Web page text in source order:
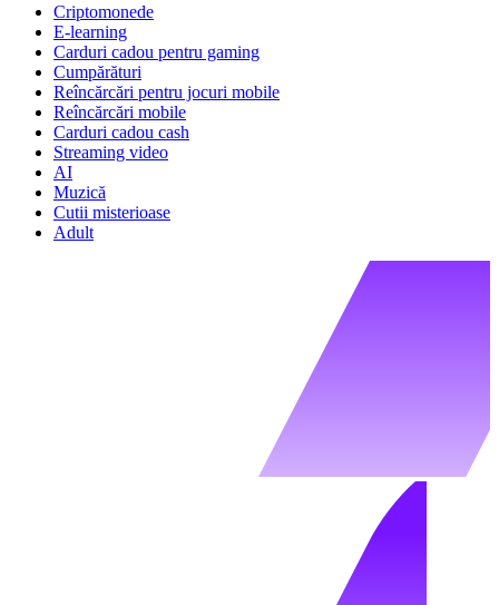
Criptomonede
E-learning
Carduri cadou pentru gaming
Cumpărături
Reîncărcări pentru jocuri mobile
Reîncărcări mobile
Carduri cadou cash
Streaming video
AI
Muzică
Cutii misterioase
Adult